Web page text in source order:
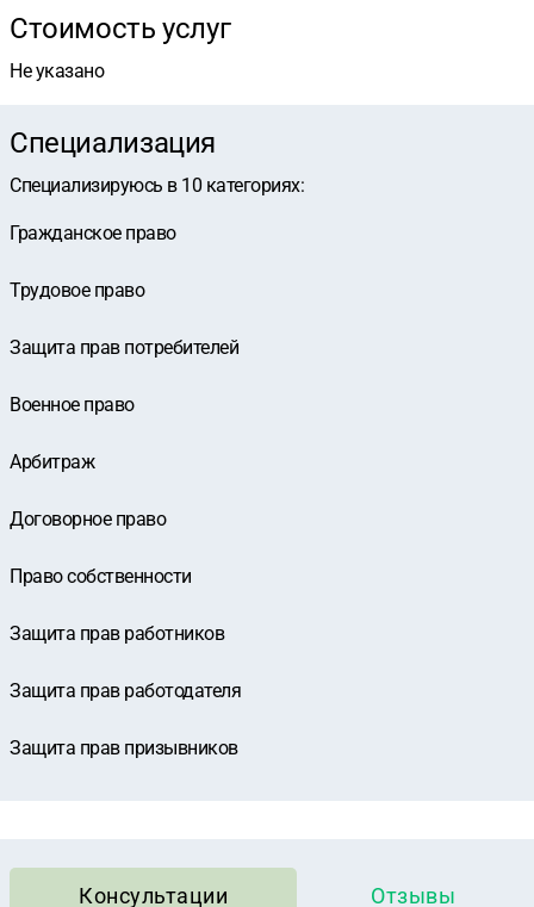
Стоимость услуг
Не указано
Специализация
Специализируюсь в 10 категориях:
Гражданское право
Трудовое право
Защита прав потребителей
Военное право
Арбитраж
Договорное право
Право собственности
Защита прав работников
Защита прав работодателя
Защита прав призывников
Консультации Отзывы